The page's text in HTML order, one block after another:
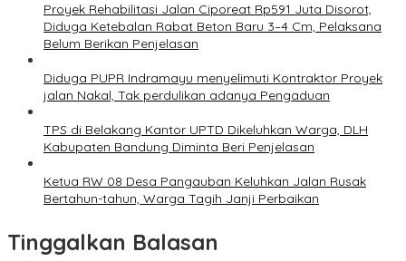
Proyek Rehabilitasi Jalan Ciporeat Rp591 Juta Disorot,
Diduga Ketebalan Rabat Beton Baru 3–4 Cm, Pelaksana
Belum Berikan Penjelasan
Diduga PUPR Indramayu menyelimuti Kontraktor Proyek
jalan Nakal, Tak perdulikan adanya Pengaduan
TPS di Belakang Kantor UPTD Dikeluhkan Warga, DLH
Kabupaten Bandung Diminta Beri Penjelasan
Ketua RW 08 Desa Pangauban Keluhkan Jalan Rusak
Bertahun-tahun, Warga Tagih Janji Perbaikan
Tinggalkan Balasan